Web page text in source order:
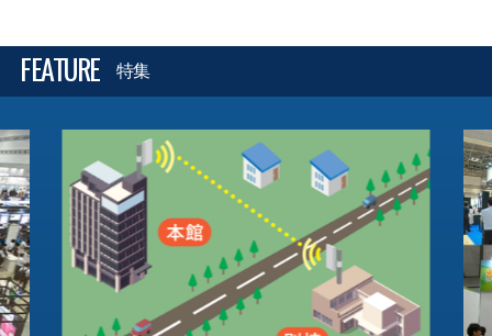
FEATURE 特集